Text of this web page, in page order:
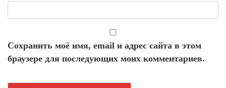
Сохранить моё имя, email и адрес сайта в этом
браузере для последующих моих комментариев.